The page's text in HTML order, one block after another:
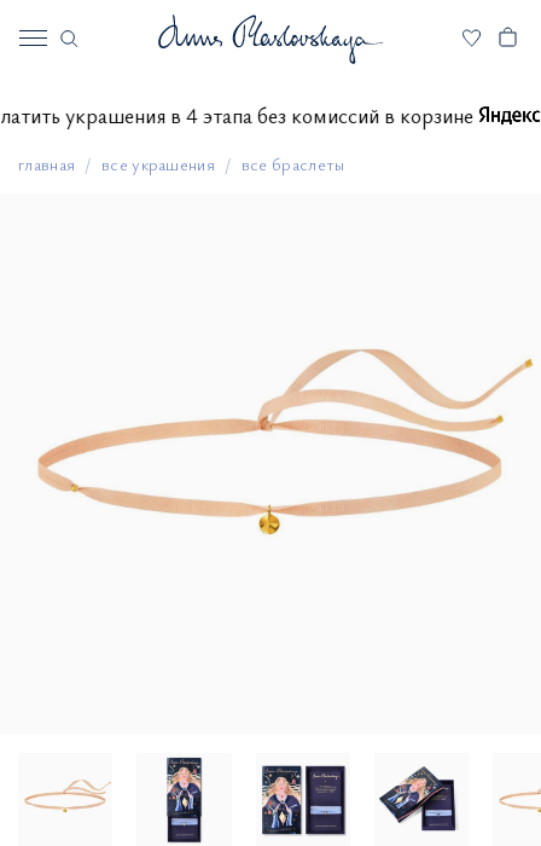
украшения в 4 этапа без комиссий в корзине
главная все украшения все браслеты